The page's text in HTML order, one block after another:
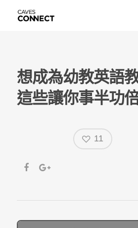
想成為幼教英語
這些讓你事半功
11